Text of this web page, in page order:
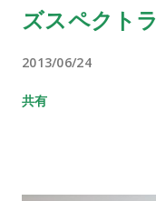
ズスペクト
2013/06/24
共有